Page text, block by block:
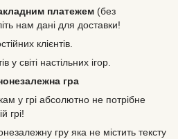
платежем (без
нам дані для доставки!
клієнтів.
у світі настільних ігор.
гра
у грі абсолютно не потрібне
грі!
гру яка не містить тексту